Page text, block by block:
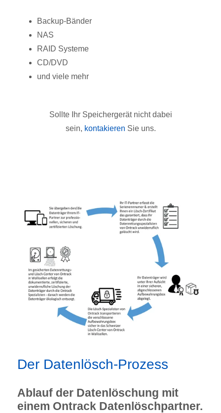
Backup-Bänder
NAS
RAID Systeme
CD/DVD
und viele mehr
Sollte Ihr Speichergerät nicht dabei
sein, kontakieren Sie uns.
Der Datenlösch-Prozess
Ablauf der Datenlöschung mit
einem Ontrack Datenlöschpartner.